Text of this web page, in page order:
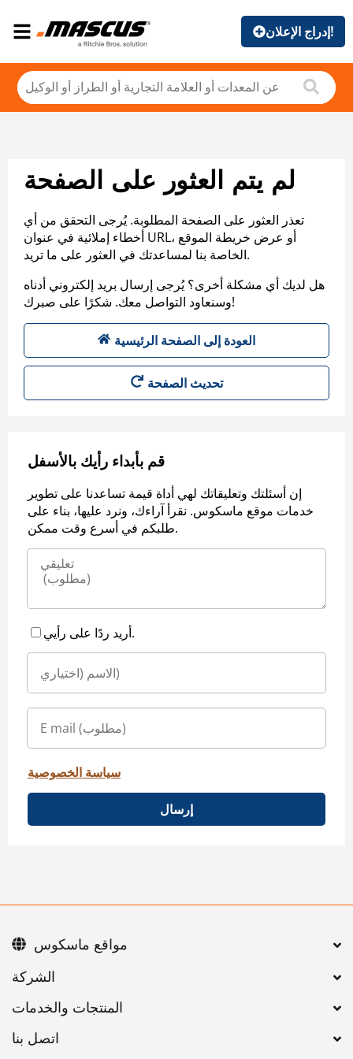
إدراج الإعلان!
لم يتم العثور على الصفحة
تعذر العثور على الصفحة المطلوبة. يُرجى التحقق من أي
أخطاء إملائية في عنوان URL، أو عرض خريطة الموقع
الخاصة بنا لمساعدتك في العثور على ما تريد.
هل لديك أي مشكلة أخرى؟ يُرجى إرسال بريد إلكتروني أدناه
وسنعاود التواصل معك. شكرًا على صبرك!
العودة إلى الصفحة الرئيسية
تحديث الصفحة
قم بأبداء رأيك بالأسفل
إن أسئلتك وتعليقاتك لهي أداة قيمة تساعدنا على تطوير
خدمات موقع ماسكوس. نقرأ آراءك، ونرد عليها، بناء على
طلبكم في أسرع وقت ممكن.
أريد ردًا على رأيي.
سياسة الخصوصية
إرسال
اتصل بنا
مواقع ماسكوس